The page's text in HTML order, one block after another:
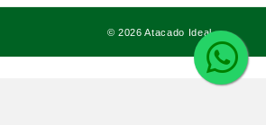
© 2026 Atacado Ideal